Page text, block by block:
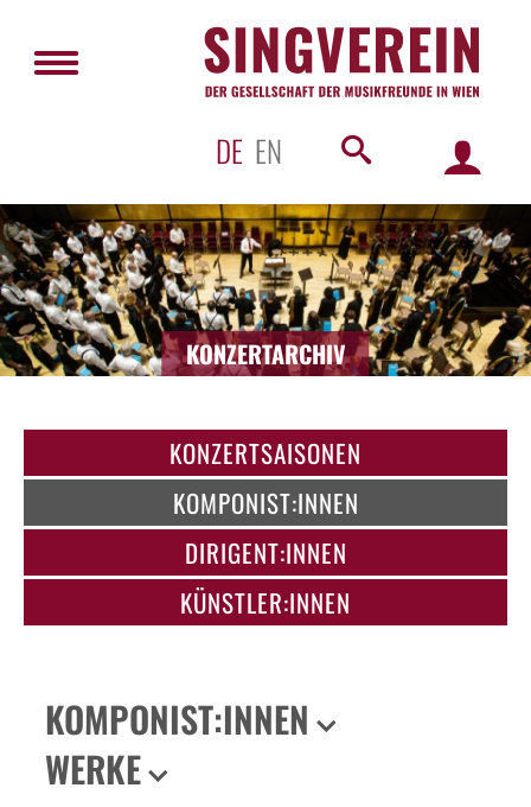
DE EN
KONZERTARCHIV
KONZERTSAISONEN
KOMPONIST:INNEN
DIRIGENT:INNEN
KÜNSTLER:INNEN
KOMPONIST:INNEN
WERKE